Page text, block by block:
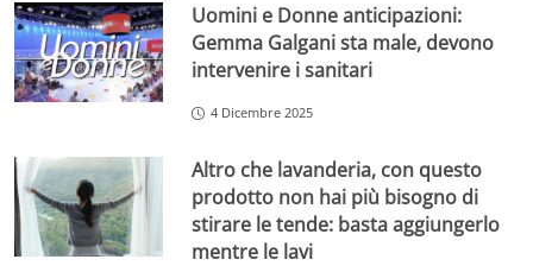
Uomini e Donne anticipazioni:
Gemma Galgani sta male, devono
intervenire i sanitari
4 Dicembre 2025
Altro che lavanderia, con questo
prodotto non hai più bisogno di
stirare le tende: basta aggiungerlo
mentre le lavi